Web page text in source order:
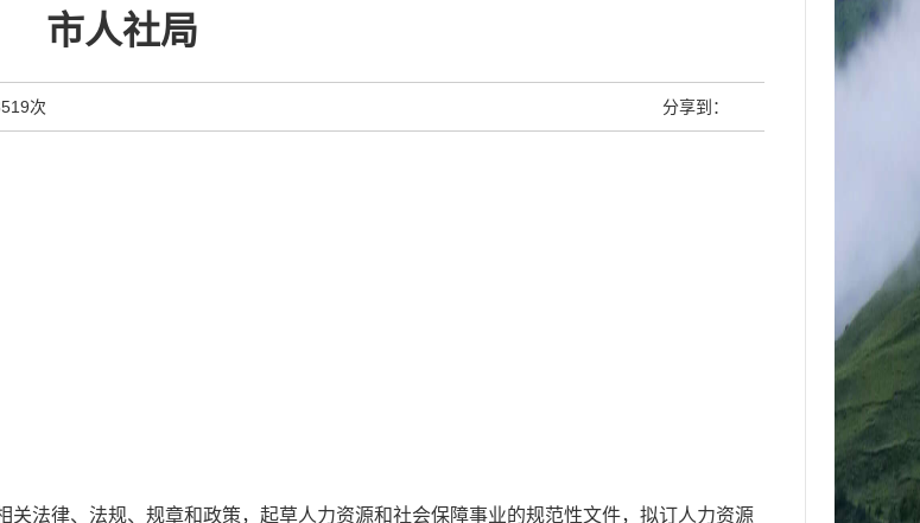
市人社局
次 分享到：
关法律、法规、规章和政策，起草人力资源和社会保障事业的规范性文件，拟订人力资源